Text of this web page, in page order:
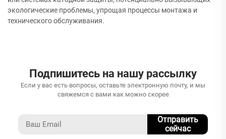
экологические проблемы, упрощая процессы монтажа и
технического обслуживания.
Подпишитесь на нашу рассылку
Если у вас есть вопросы, оставьте электронную почту, и мы
свяжемся с вами как можно скорее
Отправить
сейчас